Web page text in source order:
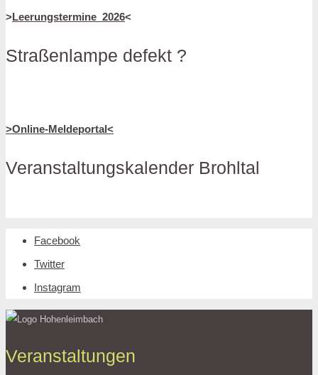
>Leerungstermine_2026<
Straßenlampe defekt ?
>Online-Meldeportal<
Veranstaltungskalender Brohltal
Facebook
Twitter
Instagram
Veranstaltungen